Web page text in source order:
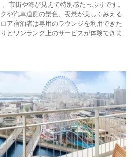
市街や海が見えて特別感たっぷりです。
や汽車道側の景色、夜景が美しくみえる
ア宿泊者は専用のラウンジを利用できた
とワンランク上のサービスが体験できま